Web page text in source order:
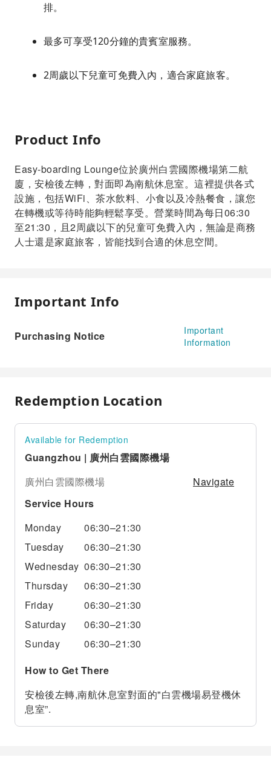
排。
最多可享受120分鐘的貴賓室服務。
2周歲以下兒童可免費入內，適合家庭旅客。
Product Info
Easy-boarding Lounge位於廣州白雲國際機場第二航
廈，安檢後左轉，對面即為南航休息室。這裡提供各式
設施，包括WiFi、茶水飲料、小食以及冷熱餐食，讓您
在轉機或等待時能夠輕鬆享受。營業時間為每日06:30
至21:30，且2周歲以下的兒童可免費入內，無論是商務
人士還是家庭旅客，皆能找到合適的休息空間。
Important Info
Purchasing Notice
Important
Information
Redemption Location
Available for Redemption
Guangzhou | 廣州白雲國際機場
廣州白雲國際機場
Navigate
Service Hours
Monday
06:30–21:30
Tuesday
06:30–21:30
Wednesday 06:30–21:30
Thursday
06:30–21:30
Friday
06:30–21:30
Saturday
06:30–21:30
Sunday
06:30–21:30
How to Get There
安檢後左轉,南航休息室對面的"白雲機場易登機休
息室”.